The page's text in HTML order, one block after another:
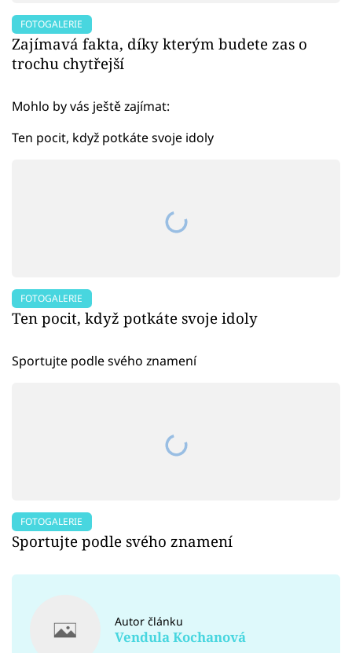
FOTOGALERIE
Zajímavá fakta, díky kterým budete zas o
trochu chytřejší
Mohlo by vás ještě zajímat:
Ten pocit, když potkáte svoje idoly
FOTOGALERIE
Ten pocit, když potkáte svoje idoly
Sportujte podle svého znamení
FOTOGALERIE
Sportujte podle svého znamení
Autor článku
Vendula Kochanová